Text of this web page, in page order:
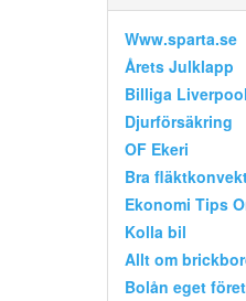
Www.sparta.se
Årets Julklapp
Billiga
Djurförsäkring
OF Ekeri
Bra
Ekonomi Tips
Kolla bil
Allt om
Bolån eget